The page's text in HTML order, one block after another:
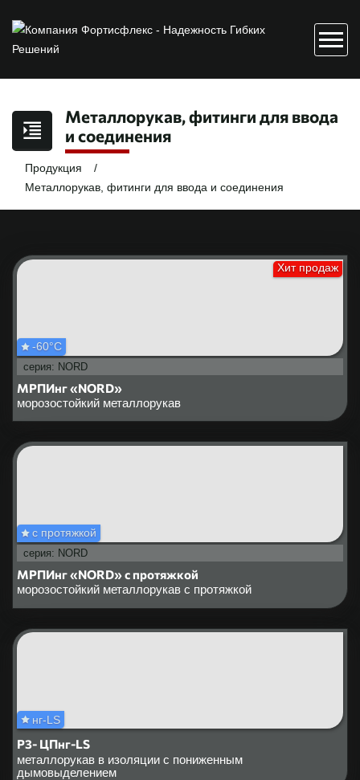
Металлорукав, фитинги для ввода
и соединения
Продукция
Металлорукав, фитинги для ввода и соединения
Хит продаж
-60°С
серия: NORD
МРПИнг «NORD»
морозостойкий металлорукав
с протяжкой
серия: NORD
МРПИнг «NORD» с протяжкой
морозостойкий металлорукав с протяжкой
нг-LS
Р3- ЦПнг-LS
металлорукав в изоляции с пониженным
дымовыделением